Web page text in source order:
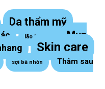
Da thẩm mỹ
lão hoá da
Mụn
Skin care
sợi bã nhờn
Thâm sau